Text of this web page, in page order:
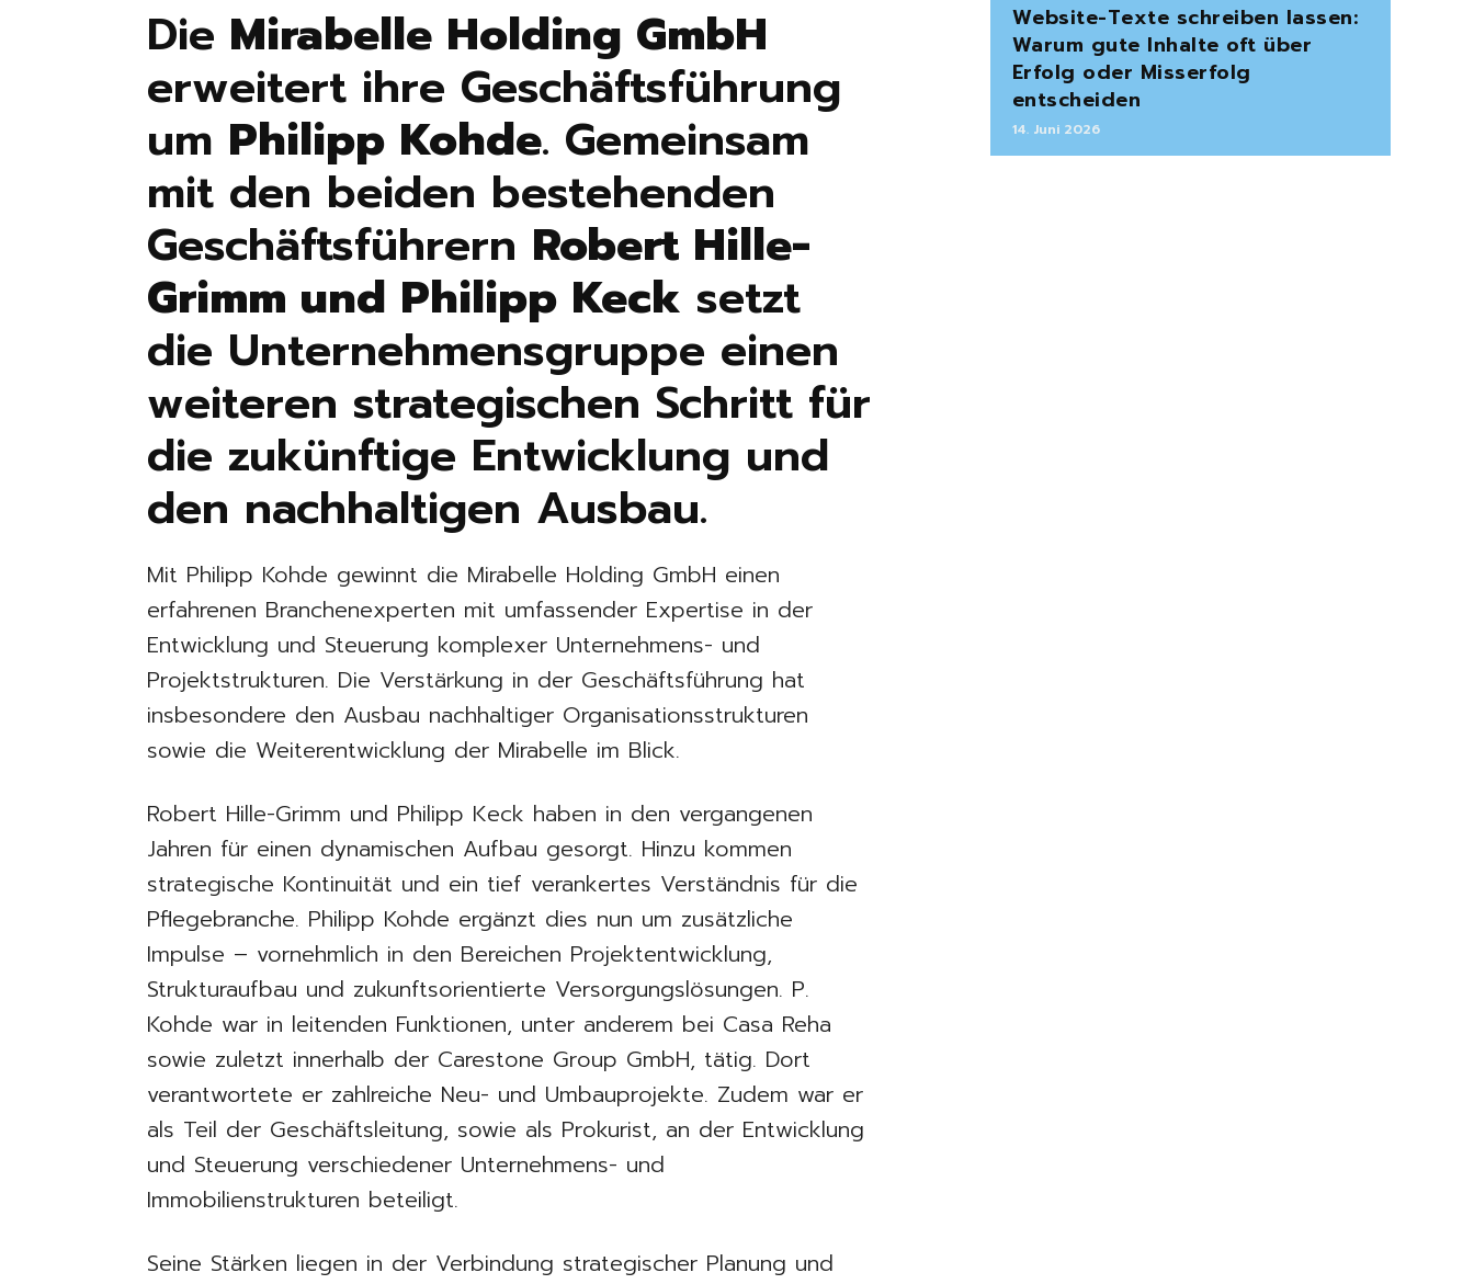
Die Mirabelle Holding GmbH
erweitert ihre Geschäftsführung
um Philipp Kohde. Gemeinsam
mit den beiden bestehenden
Geschäftsführern Robert Hille-
Grimm und Philipp Keck setzt
die Unternehmensgruppe einen
weiteren strategischen Schritt für
die zukünftige Entwicklung und
den nachhaltigen Ausbau.
Mit Philipp Kohde gewinnt die Mirabelle Holding GmbH einen
erfahrenen Branchenexperten mit umfassender Expertise in der
Entwicklung und Steuerung komplexer Unternehmens- und
Projektstrukturen. Die Verstärkung in der Geschäftsführung hat
insbesondere den Ausbau nachhaltiger Organisationsstrukturen
sowie die Weiterentwicklung der Mirabelle im Blick.
Robert Hille-Grimm und Philipp Keck haben in den vergangenen
Jahren für einen dynamischen Aufbau gesorgt. Hinzu kommen
strategische Kontinuität und ein tief verankertes Verständnis für die
Pflegebranche. Philipp Kohde ergänzt dies nun um zusätzliche
Impulse – vornehmlich in den Bereichen Projektentwicklung,
Strukturaufbau und zukunftsorientierte Versorgungslösungen. P.
Kohde war in leitenden Funktionen, unter anderem bei Casa Reha
sowie zuletzt innerhalb der Carestone Group GmbH, tätig. Dort
verantwortete er zahlreiche Neu- und Umbauprojekte. Zudem war er
als Teil der Geschäftsleitung, sowie als Prokurist, an der Entwicklung
und Steuerung verschiedener Unternehmens- und
Immobilienstrukturen beteiligt.
Seine Stärken liegen in der Verbindung strategischer Planung und
Website-Texte schreiben lassen:
Warum gute Inhalte oft über
Erfolg oder Misserfolg
entscheiden
14. Juni 2026